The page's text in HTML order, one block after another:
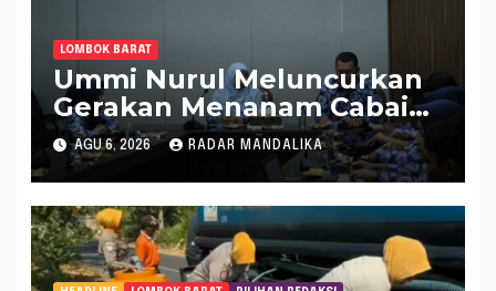
LOMBOK BARAT
Ummi Nurul Meluncurkan
Gerakan Menanam Cabai
Tangani Inflasi
AGU 6, 2026 RADAR MANDALIKA